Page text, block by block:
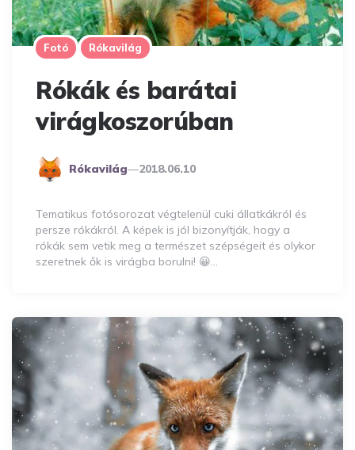
Fotó Rókavilág
Rókák és barátai
virágkoszorúban
Posted
Rókavilág 2018.06.10
Tematikus fotósorozat végtelenül cuki állatkákról és
persze rókákról. A képek is jól bizonyítják, hogy a
rókák sem vetik meg a természet szépségeit és olykor
szeretnek ők is virágba borulni! 😀…